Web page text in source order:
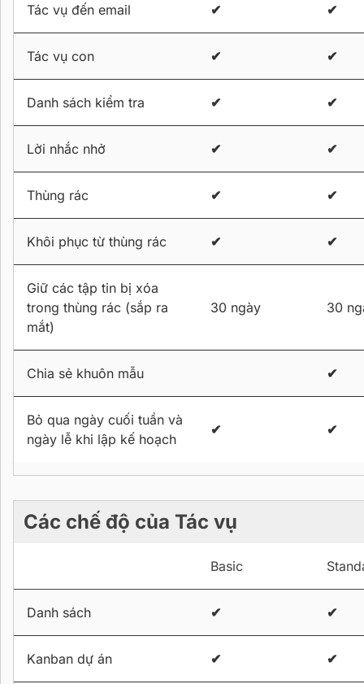
Tác vụ đến email ✔ ✔
Tác vụ con ✔ ✔
Danh sách kiểm tra ✔ ✔
Lời nhắc nhở ✔ ✔
Thùng rác ✔ ✔
Khôi phục từ thùng rác ✔ ✔
Giữ các tập tin bị xóa
trong thùng rác (sắp ra
mắt)
30 ngày 30
Chia sẻ khuôn mẫu ✔
Bỏ qua ngày cuối tuần và
ngày lễ khi lập kế hoạch
✔ ✔
Các chế độ của Tác vụ
Basic
Danh sách ✔ ✔
Kanban dự án ✔ ✔